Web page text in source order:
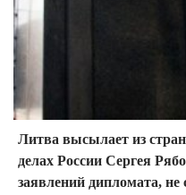
Литва высылает из
делах России Сергея
заявлений дипломата, не